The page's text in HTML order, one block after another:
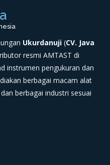
Ukurdanuji (CV. Java
resmi AMTAST di
instrumen pengukuran dan
berbagai macam alat
berbagai industri sesuai